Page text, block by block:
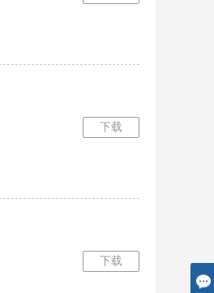
下载
下载